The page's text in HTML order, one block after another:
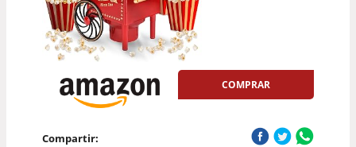
COMPRAR
Compartir: